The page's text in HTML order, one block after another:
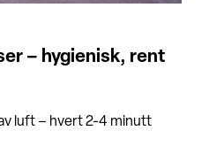
– hygienisk, rent
luft – hvert 2-4 minutt